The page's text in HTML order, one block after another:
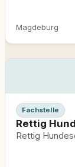
Magdeburg
Fachstelle
Rettig
Rettig